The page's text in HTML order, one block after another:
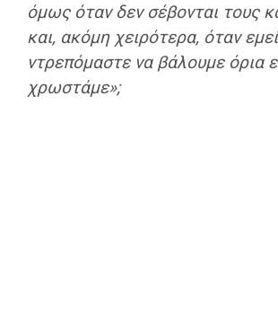
όμως όταν δεν σέβονται τους
και, ακόμη χειρότερα, όταν
ντρεπόμαστε να βάλουμε όρια
χρωστάμε»;